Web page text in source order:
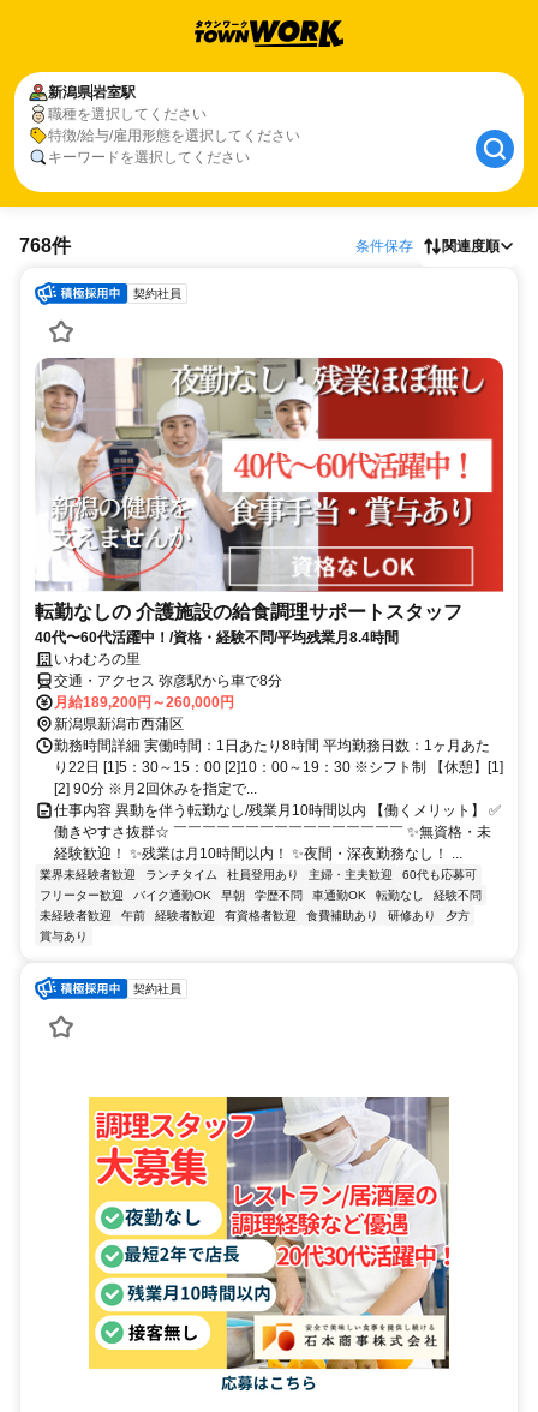
新潟県岩室駅
職種を選択してください
特徴/給与/雇用形態を選択してください
キーワードを選択してください
768件 条件保存 関連度順
契約社員
転勤なしの 介護施設の給食調理サポートスタッフ
40代〜60代活躍中！/資格・経験不問/平均残業月8.4時間
いわむろの里
交通・アクセス 弥彦駅から車で8分
月給189,200円～260,000円
新潟県新潟市西蒲区
勤務時間詳細 実働時間：1日あたり8時間 平均勤務日数：1ヶ月あた
り22日 [1]5：30～15：00 [2]10：00～19：30 ※シフト制 【休憩】[1]
[2] 90分 ※月2回休みを指定で...
仕事内容 異動を伴う転勤なし/残業月10時間以内 【働くメリット】 ✅
働きやすさ抜群☆ ￣￣￣￣￣￣￣￣￣￣￣￣￣￣￣￣ ✨無資格・未
経験歓迎！ ✨残業は月10時間以内！ ✨夜間・深夜勤務なし！ ...
業界未経験者歓迎 ランチタイム 社員登用あり 主婦・主夫歓迎
60代も応募可
フリーター歓迎
バイク通勤OK 早朝 学歴不問 車通勤OK 転勤なし
経験不問
未経験者歓迎
午前 経験者歓迎 有資格者歓迎 食費補助あり 研修あり
夕方
賞与あり
契約社員